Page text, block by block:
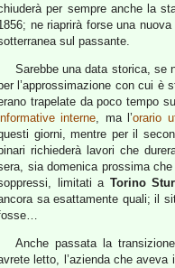
per sempre anche la
ne riaprirà forse una
sul passante.
Sarebbe una data storica, se
l’approssimazione con cui è
trapelate da poco tempo
interne, ma l’orario
giorni, mentre per il
binari richiederà lavori che
sia domenica prossima
limitati a Torino
sa esattamente quali; il
Anche passata la
letto, l’azienda che